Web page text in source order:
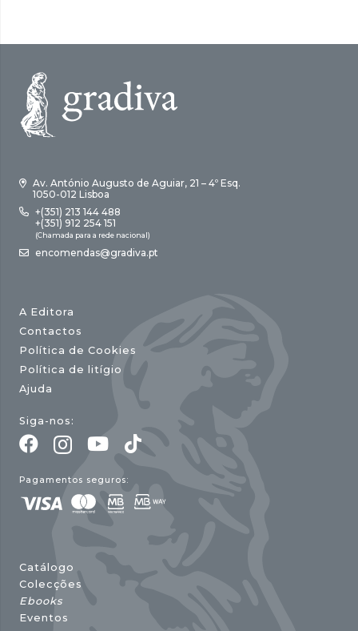
Av. António Augusto de Aguiar, 21 – 4º Esq.
1050-012 Lisboa
+(351) 213 144 488
+(351) 912 254 151
(Chamada para a rede nacional)
encomendas@gradiva.pt
A Editora
Contactos
Política de Cookies
Política de litígio
Ajuda
Siga-nos:
Pagamentos seguros:
Catálogo
Colecções
Ebooks
Eventos